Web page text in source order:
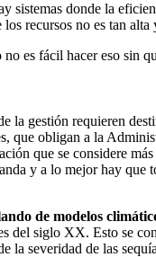
sistemas donde la
recursos no es tan
es fácil hacer eso sin
gestión requieren
que obligan a la
que se considere
y a lo mejor hay que
de modelos
del siglo XX. Esto se
severidad de las